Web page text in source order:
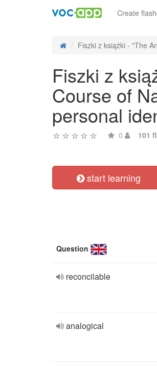
Create
Fiszki z książki - "The
Fiszki z
Course of
personal
0 101
start learning
Question
reconcilable
analogical